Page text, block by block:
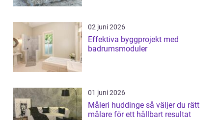
02 juni 2026
Effektiva byggprojekt med
badrumsmoduler
01 juni 2026
Måleri huddinge så väljer du rätt
målare för ett hållbart resultat